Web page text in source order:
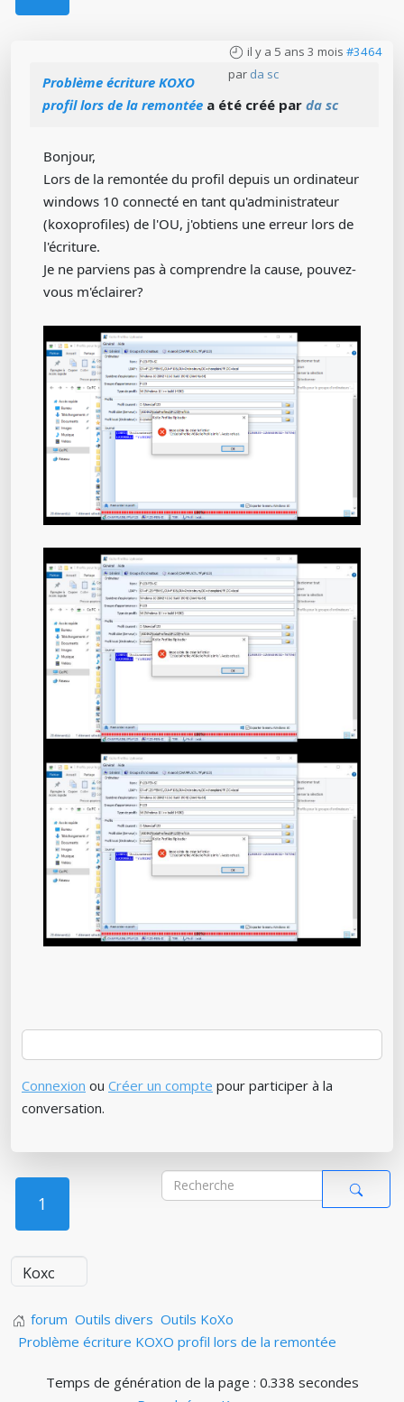
il y a 5 ans 3 mois #3464
par da sc
Problème écriture KOXO
profil lors de la remontée a été créé par da sc
Bonjour,
Lors de la remontée du profil depuis un ordinateur
windows 10 connecté en tant qu'administrateur
(koxoprofiles) de l'OU, j'obtiens une erreur lors de
l'écriture.
Je ne parviens pas à comprendre la cause, pouvez-
vous m'éclairer?
Connexion ou Créer un compte pour participer à la
conversation.
1
forum Outils divers Outils KoXo
Problème écriture KOXO profil lors de la remontée
Temps de génération de la page : 0.338 secondes